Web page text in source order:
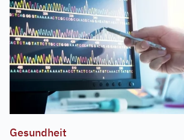
Gesundheit